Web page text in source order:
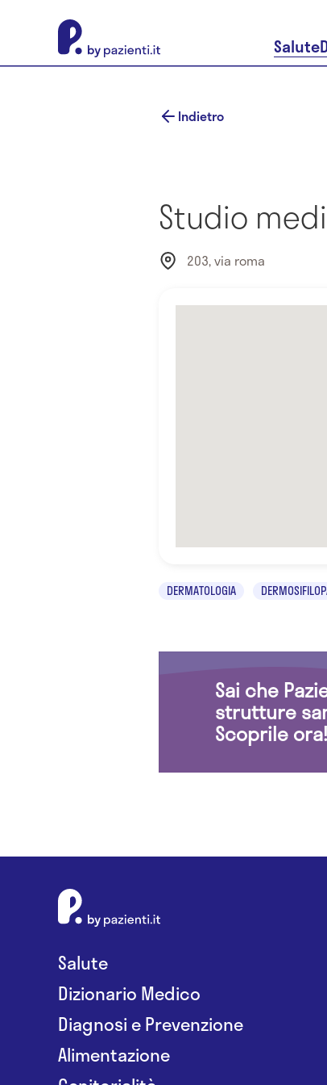
Salute
Indietro
Studio
203, via roma
DERMATOLOGIA
Sai che
strutture
Scoprile ora!
Salute
Dizionario Medico
Diagnosi e Prevenzione
Alimentazione